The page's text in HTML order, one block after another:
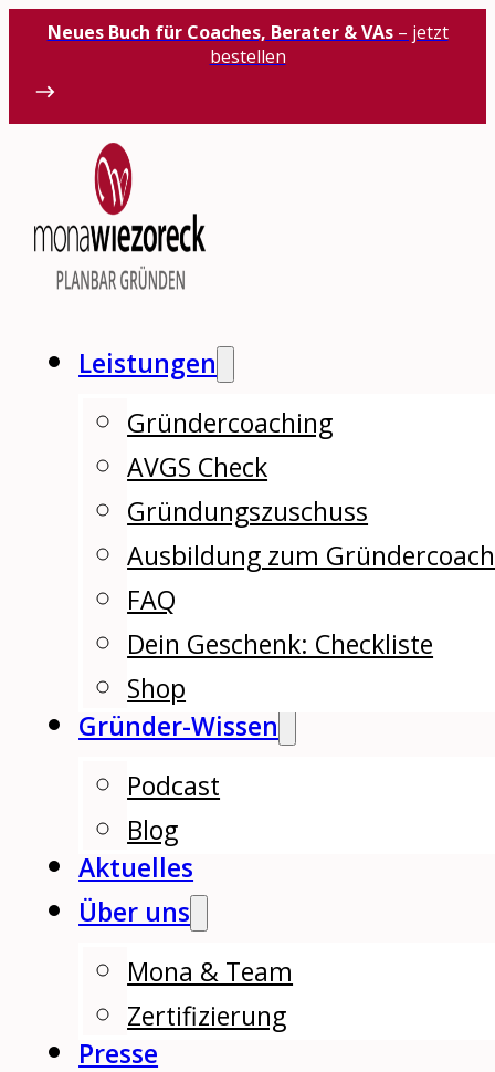
Neues Buch für Coaches, Berater & VAs– jetzt
bestellen
Leistungen
Gründercoaching
AVGS Check
Gründungszuschuss
Ausbildung zum Gründercoach
FAQ
Dein Geschenk: Checkliste
Shop
Gründer-Wissen
Podcast
Blog
Aktuelles
Über uns
Mona & Team
Zertifizierung
Presse